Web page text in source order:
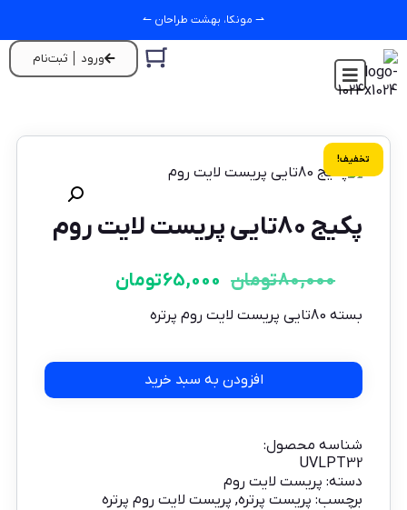
⇀ مونکا، بهشت طراحان ↼
ورود │ ثبت‌نام
تخفیف!
پکیج 80تایی پریست لایت روم
80,000تومان 65,000تومان
بسته 80تایی پریست لایت روم پرتره
افزودن به سبد خرید
شناسه محصول:
UVLPT32
دسته: پریست لایت روم
برچسب: پریست پرتره, پریست لایت روم پرتره